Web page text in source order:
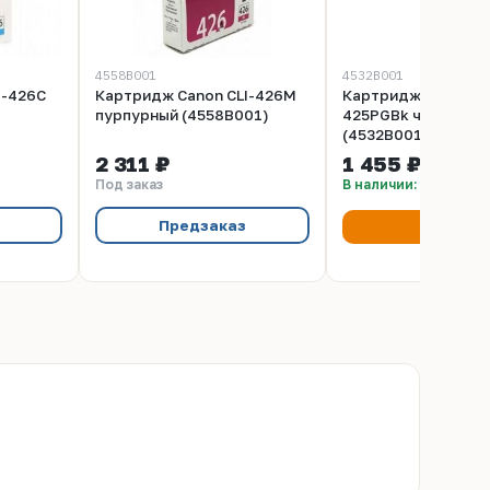
426C
4558B001
Картридж Canon CLI-426M
пурпурный (4558B001)
2 311 ₽
Под заказ
Предзаказ
4532B001
Картридж Canon
425PGBk черный
(4532B001)
1 455 ₽
В наличии: 25 шт